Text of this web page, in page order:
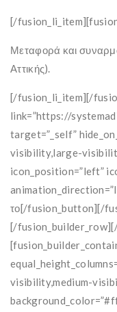
[/
Μεταφορά και
Αττικής).
[/fusion_li_item][/
link=”https://
target=”_self”
visibility,large-
icon_position=”left”
το[/fusion_button][/
[/
visibility,medium-